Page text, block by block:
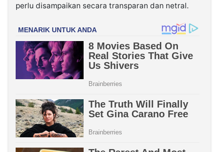
perlu disampaikan secara transparan dan netral.